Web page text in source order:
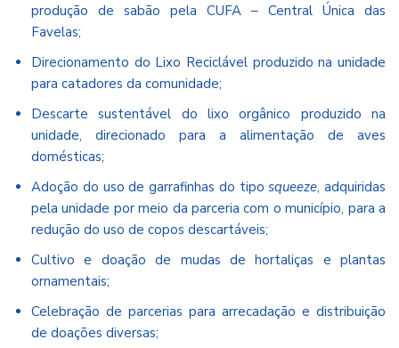
produção de sabão pela CUFA – Central Única das
Favelas;
Direcionamento do Lixo Reciclável produzido na unidade
para catadores da comunidade;
Descarte sustentável do lixo orgânico produzido na
unidade, direcionado para a alimentação de aves
domésticas;
Adoção do uso de garrafinhas do tiposqueeze, adquiridas
pela unidade por meio da parceria com o município, para a
redução do uso de copos descartáveis;
Cultivo e doação de mudas de hortaliças e plantas
ornamentais;
Celebração de parcerias para arrecadação e distribuição
de doações diversas;